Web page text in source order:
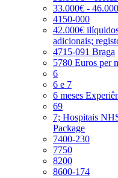
33.000€ -
4150-000
42.000€
adicionais;
4715-091 Braga
5780 Euros per
6
6 e 7
6 meses
69
7; Hospitais
Package
7400-230
7750
8200
8600-174